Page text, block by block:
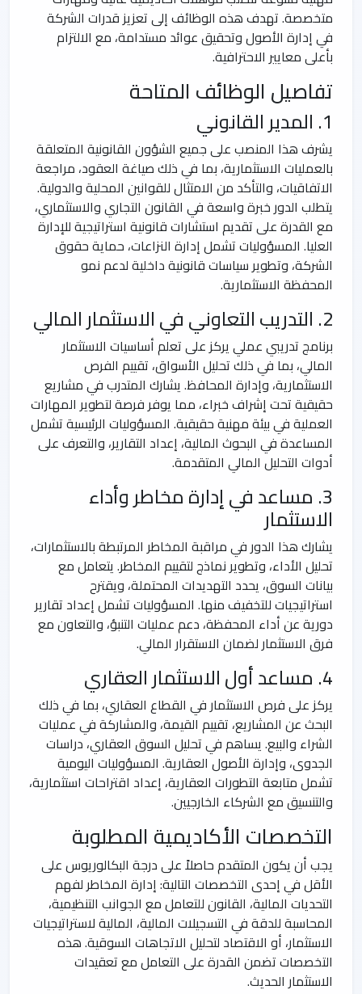
متخصصة. تهدف هذه الوظائف إلى تعزيز قدرات الشركة
في إدارة الأصول وتحقيق عوائد مستدامة، مع الالتزام
بأعلى معايير الاحترافية.
تفاصيل الوظائف المتاحة
1. المدير القانوني
يشرف هذا المنصب على جميع الشؤون القانونية المتعلقة
بالعمليات الاستثمارية، بما في ذلك صياغة العقود، مراجعة
الاتفاقيات، والتأكد من الامتثال للقوانين المحلية والدولية.
يتطلب الدور خبرة واسعة في القانون التجاري والاستثماري،
مع القدرة على تقديم استشارات قانونية استراتيجية للإدارة
العليا. المسؤوليات تشمل إدارة النزاعات، حماية حقوق
الشركة، وتطوير سياسات قانونية داخلية لدعم نمو
المحفظة الاستثمارية.
2. التدريب التعاوني في الاستثمار المالي
برنامج تدريبي عملي يركز على تعلم أساسيات الاستثمار
المالي، بما في ذلك تحليل الأسواق، تقييم الفرص
الاستثمارية، وإدارة المحافظ. يشارك المتدرب في مشاريع
حقيقية تحت إشراف خبراء، مما يوفر فرصة لتطوير المهارات
العملية في بيئة مهنية حقيقية. المسؤوليات الرئيسية تشمل
المساعدة في البحوث المالية، إعداد التقارير، والتعرف على
أدوات التحليل المالي المتقدمة.
3. مساعد في إدارة مخاطر وأداء
الاستثمار
يشارك هذا الدور في مراقبة المخاطر المرتبطة بالاستثمارات،
تحليل الأداء، وتطوير نماذج لتقييم المخاطر. يتعامل مع
بيانات السوق، يحدد التهديدات المحتملة، ويقترح
استراتيجيات للتخفيف منها. المسؤوليات تشمل إعداد تقارير
دورية عن أداء المحفظة، دعم عمليات التنبؤ، والتعاون مع
فرق الاستثمار لضمان الاستقرار المالي.
4. مساعد أول الاستثمار العقاري
يركز على فرص الاستثمار في القطاع العقاري، بما في ذلك
البحث عن المشاريع، تقييم القيمة، والمشاركة في عمليات
الشراء والبيع. يساهم في تحليل السوق العقاري، دراسات
الجدوى، وإدارة الأصول العقارية. المسؤوليات اليومية
تشمل متابعة التطورات العقارية، إعداد اقتراحات استثمارية،
والتنسيق مع الشركاء الخارجيين.
التخصصات الأكاديمية المطلوبة
يجب أن يكون المتقدم حاصلاً على درجة البكالوريوس على
الأقل في إحدى التخصصات التالية: إدارة المخاطر لفهم
التحديات المالية، القانون للتعامل مع الجوانب التنظيمية،
المحاسبة للدقة في التسجيلات المالية، المالية لاستراتيجيات
الاستثمار، أو الاقتصاد لتحليل الاتجاهات السوقية. هذه
التخصصات تضمن القدرة على التعامل مع تعقيدات
الاستثمار الحديث.